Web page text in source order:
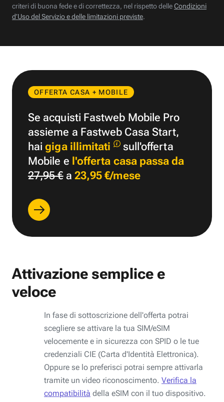
criteri di buona fede e di correttezza, nel rispetto delleCondizioni
d’Uso del Servizio e delle limitazioni previste.
OFFERTA CASA + MOBILE
Se acquisti Fastweb Mobile Pro
assieme a Fastweb Casa Start,
haigiga illimitati
sull'offerta
Mobile e l'offerta casa passa da
27,95 €a 23,95 €/mese
Attivazione semplice e
veloce
In fase di sottoscrizione dell'offerta potrai
scegliere se attivare la tua SIM/eSIM
velocemente e in sicurezza con SPID o le tue
credenziali CIE (Carta d'Identità Elettronica).
Oppure se lo preferisci potrai sempre attivarla
tramite un video riconoscimento. Verifica la
compatibilità della eSIM con il tuo dispositivo.